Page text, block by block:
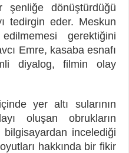
dönüştürdüğü
tedirgin eder. Meskun
gerektiğini
Emre, kasaba esnafı
diyalog, filmin olay
yer altı sularının
oluşan obrukların
bilgisayardan incelediği
hakkında bir fikir